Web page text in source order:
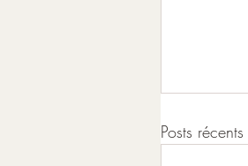
Posts récents